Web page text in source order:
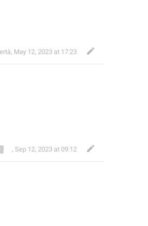
, May 12, 2023 at 17:23
, Sep 12, 2023 at 09:12